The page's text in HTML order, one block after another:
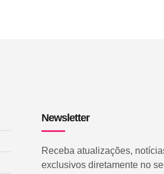
Newsletter
Receba atualizações,
exclusivos diretamente no